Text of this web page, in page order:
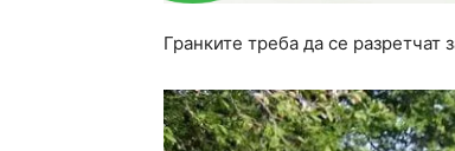
Гранките треба да се